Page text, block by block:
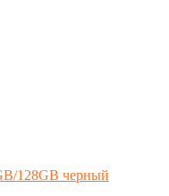
128GB черный